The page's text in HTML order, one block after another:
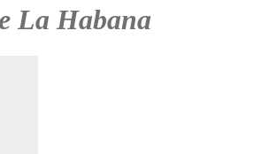
La Habana